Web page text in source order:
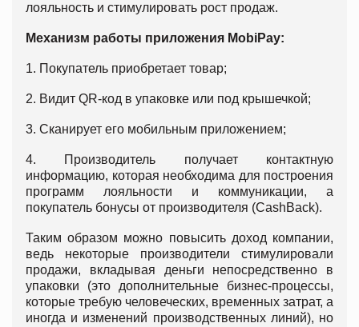
лояльность и стимулировать рост продаж.
Механизм работы приложения MobiPay:
1. Покупатель приобретает товар;
2. Видит QR-код в упаковке или под крышечкой;
3. Сканирует его мобильным приложением;
4. Производитель получает контактную
информацию, которая необходима для построения
программ лояльности и коммуникации, а
покупатель бонусы от производителя (CashBack).
Таким образом можно повысить доход компании,
ведь некоторые производители стимулировали
продажи, вкладывая деньги непосредственно в
упаковки (это дополнительные бизнес-процессы,
которые требую человеческих, временных затрат, а
иногда и изменений производственных линий), но